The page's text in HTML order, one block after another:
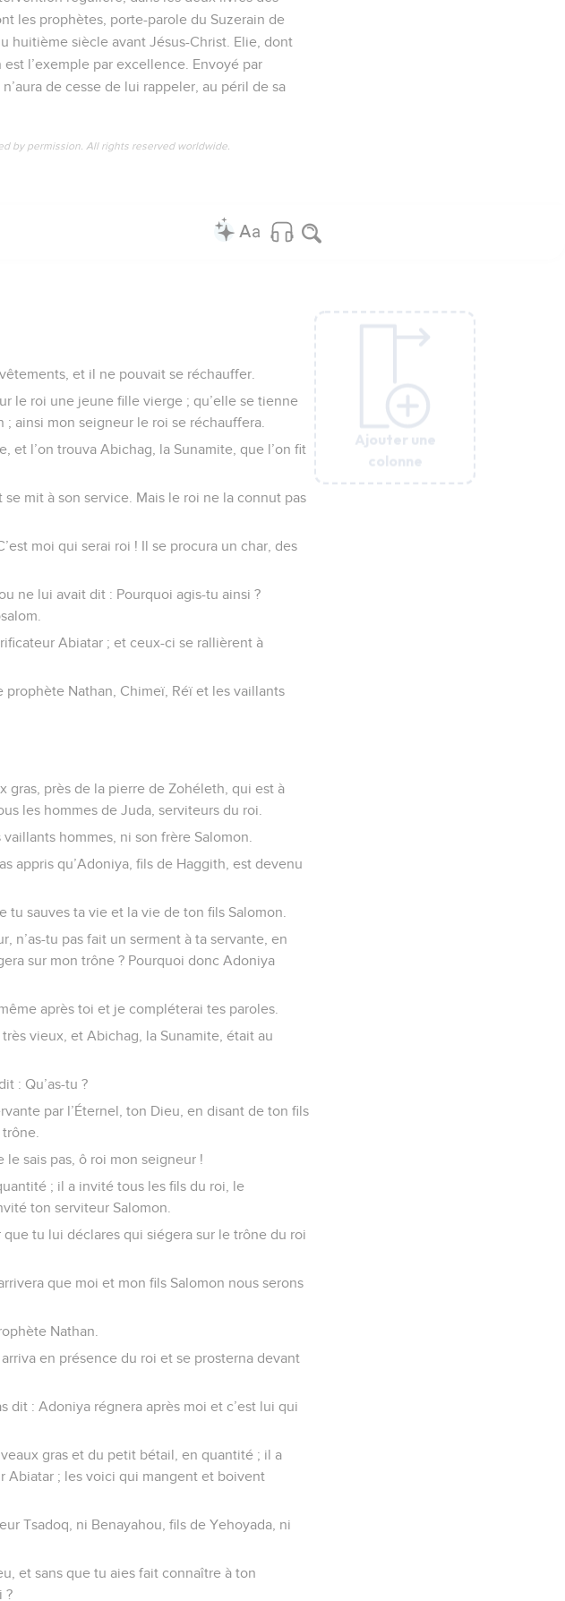
Ajouter une
colonne
les prophètes, porte-parole du Suzerain de
huitième siècle avant Jésus-Christ. Elie, dont
l’exemple par excellence. Envoyé par
de cesse de lui rappeler, au péril de sa
by permission. All rights reserved worldwide.
et il ne pouvait se réchauffer.
le roi une jeune fille vierge ; qu’elle se tienne
ainsi mon seigneur le roi se réchauffera.
et l’on trouva Abichag, la Sunamite, que l’on fit
mit à son service. Mais le roi ne la connut pas
moi qui serai roi ! Il se procura un char, des
ne lui avait dit : Pourquoi agis-tu ainsi ?
Abiatar ; et ceux-ci se rallièrent à
prophète Nathan, Chimeï, Réï et les vaillants
gras, près de la pierre de Zohéleth, qui est à
les hommes de Juda, serviteurs du roi.
hommes, ni son frère Salomon.
appris qu’Adoniya, fils de Haggith, est devenu
sauves ta vie et la vie de ton fils Salomon.
n’as-tu pas fait un serment à ta servante, en
sur mon trône ? Pourquoi donc Adoniya
après toi et je compléterai tes paroles.
vieux, et Abichag, la Sunamite, était au
: Qu’as-tu ?
par l’Éternel, ton Dieu, en disant de ton fils
sais pas, ô roi mon seigneur !
; il a invité tous les fils du roi, le
ton serviteur Salomon.
tu lui déclares qui siégera sur le trône du roi
que moi et mon fils Salomon nous serons
Nathan.
en présence du roi et se prosterna devant
dit : Adoniya régnera après moi et c’est lui qui
gras et du petit bétail, en quantité ; il a
Abiatar ; les voici qui mangent et boivent
Tsadoq, ni Benayahou, fils de Yehoyada, ni
et sans que tu aies fait connaître à ton
?
Ajouter une
colonne
Ajouter une
colonne
Ajouter une
colonne